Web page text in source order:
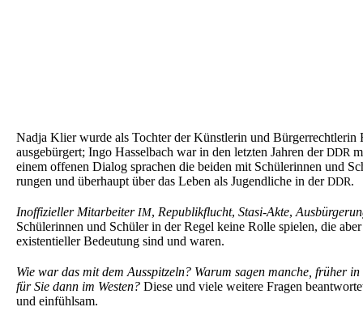
Nadja Klier wurde als Tochter der Künst­le­rin und
ausge­bür­gert; Ingo Hassel­bach war in den letzten Jahren derDDR
einem offenen Dialog sprachen die beiden mit Schüle­rin­nen und
run­gen und überhaupt über das Leben als Jugend­li­che in derDDR.
Inoffi­zi­el­ler Mitar­bei­ter IM, Republik­flucht, Stasi-Akte,
Schüle­rin­nen und Schüler in der Regel keine Rolle spielen, die
existen­ti­el­ler Bedeu­tung sind und waren.
Wie war das mit dem Ausspit­zeln? Warum sagen manche, früher
für Sie dann im Westen? Diese und viele weite­re Fragen
und einfühlsam.